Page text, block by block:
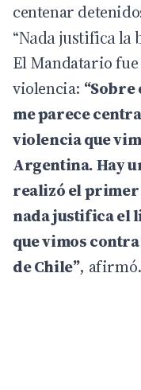
centenar
“Nada justifica la
ElMandatario
violencia: “Sobre
me parece
violencia que
Argentina. Hay
realizó el primer
nada justifica el
que vimos
de Chile”, afirmó.